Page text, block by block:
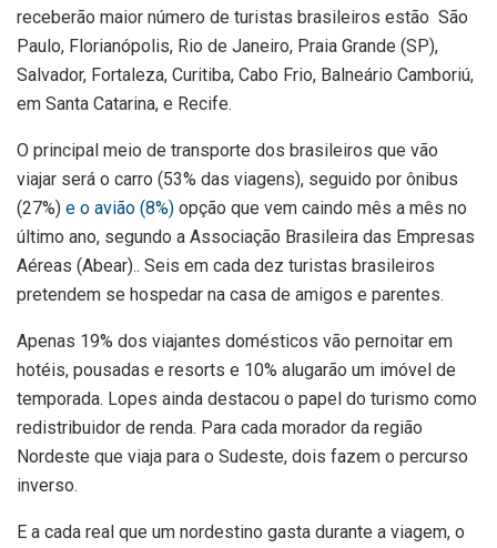
receberão maior número de turistas brasileiros estão São
Paulo, Florianópolis, Rio de Janeiro, Praia Grande (SP),
Salvador, Fortaleza, Curitiba, Cabo Frio, Balneário Camboriú,
em Santa Catarina, e Recife.
O principal meio de transporte dos brasileiros que vão
viajar será o carro (53% das viagens), seguido por ônibus
(27%) e o avião (8%) opção que vem caindo mês a mês no
último ano, segundo a Associação Brasileira das Empresas
Aéreas (Abear).. Seis em cada dez turistas brasileiros
pretendem se hospedar na casa de amigos e parentes.
Apenas 19% dos viajantes domésticos vão pernoitar em
hotéis, pousadas e resorts e 10% alugarão um imóvel de
temporada. Lopes ainda destacou o papel do turismo como
redistribuidor de renda. Para cada morador da região
Nordeste que viaja para o Sudeste, dois fazem o percurso
inverso.
E a cada real que um nordestino gasta durante a viagem, o